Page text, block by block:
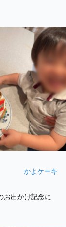
かよケーキ
お出かけ記念に